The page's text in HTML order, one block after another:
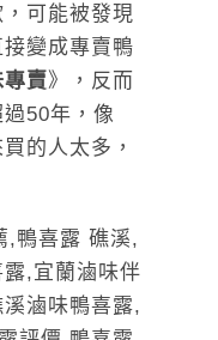
可能被發現
變成專賣鴨
賣》，反而
50年，像
的人太多，